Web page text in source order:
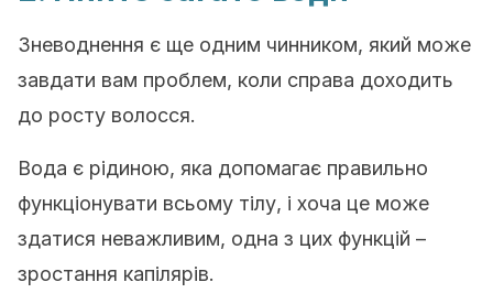
Зневоднення є ще одним чинником, який може
завдати вам проблем, коли справа доходить
до росту волосся.
Вода є рідиною, яка допомагає правильно
функціонувати всьому тілу, і хоча це може
здатися неважливим, одна з цих функцій –
зростання капілярів.